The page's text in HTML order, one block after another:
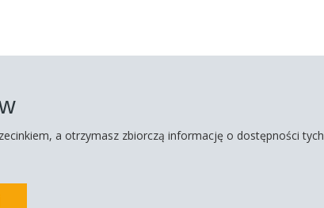
a otrzymasz zbiorczą informację o dostępności tych